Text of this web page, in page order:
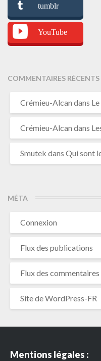
tumblr
YouTube
COMMENTAIRES RÉCENTS
Crémieu-Alcan dans
Crémieu-Alcan dans
Smutek dans Qui sont
MÉTA
Connexion
Flux des publications
Flux des commentaires
Site de WordPress-FR
Mentions légales :